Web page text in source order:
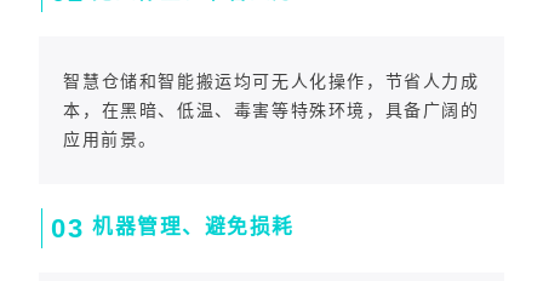
智慧仓储和智能搬运均可无人化操作，节省人力成
本，在黑暗、低温、毒害等特殊环境，具备广阔的
应用前景。
03 机器管理、避免损耗